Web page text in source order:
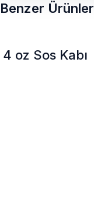
Benzer Ürünler
4 oz Sos Kabı